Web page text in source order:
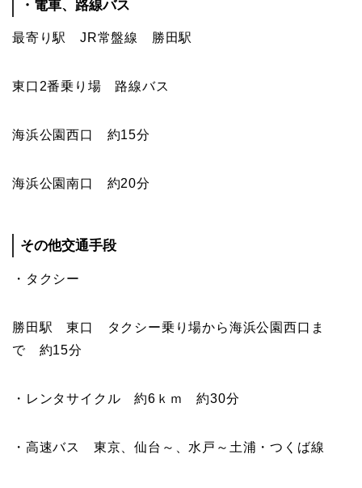
・電車、路線バス
最寄り駅 JR常盤線 勝田駅
東口2番乗り場 路線バス
海浜公園西口 約15分
海浜公園南口 約20分
その他交通手段
・タクシー
勝田駅 東口 タクシー乗り場から海浜公園西口ま
で 約15分
・レンタサイクル 約6ｋｍ 約30分
・高速バス 東京、仙台～、水戸～土浦・つくば線